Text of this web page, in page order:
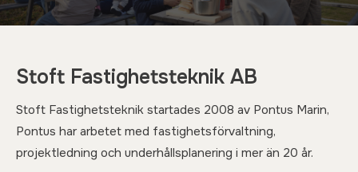
Stoft Fastighetsteknik AB
Stoft Fastighetsteknik startades 2008 av Pontus Marin,
Pontus har arbetet med fastighetsförvaltning,
projektledning och underhållsplanering i mer än 20 år.